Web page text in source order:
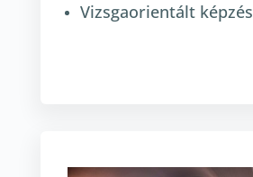
Vizsgaorientált képzés